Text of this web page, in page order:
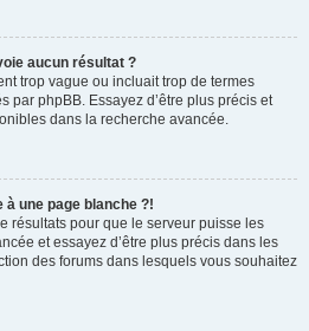
aucun résultat ?
trop vague ou incluait trop de termes
par phpBB. Essayez d’être plus précis et
dans la recherche avancée.
une page blanche ?!
résultats pour que le serveur puisse les
et essayez d’être plus précis dans les
des forums dans lesquels vous souhaitez